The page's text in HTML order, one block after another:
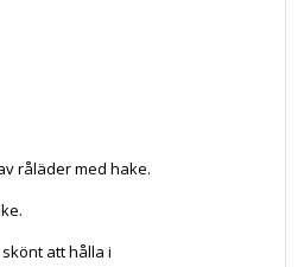
råläder med hake.
att hålla i